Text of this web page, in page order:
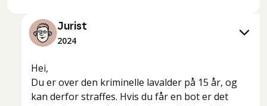
Jurist
2024
Hei,
Du er over den kriminelle lavalder på 15 år, og
kan derfor straffes. Hvis du får en bot er det